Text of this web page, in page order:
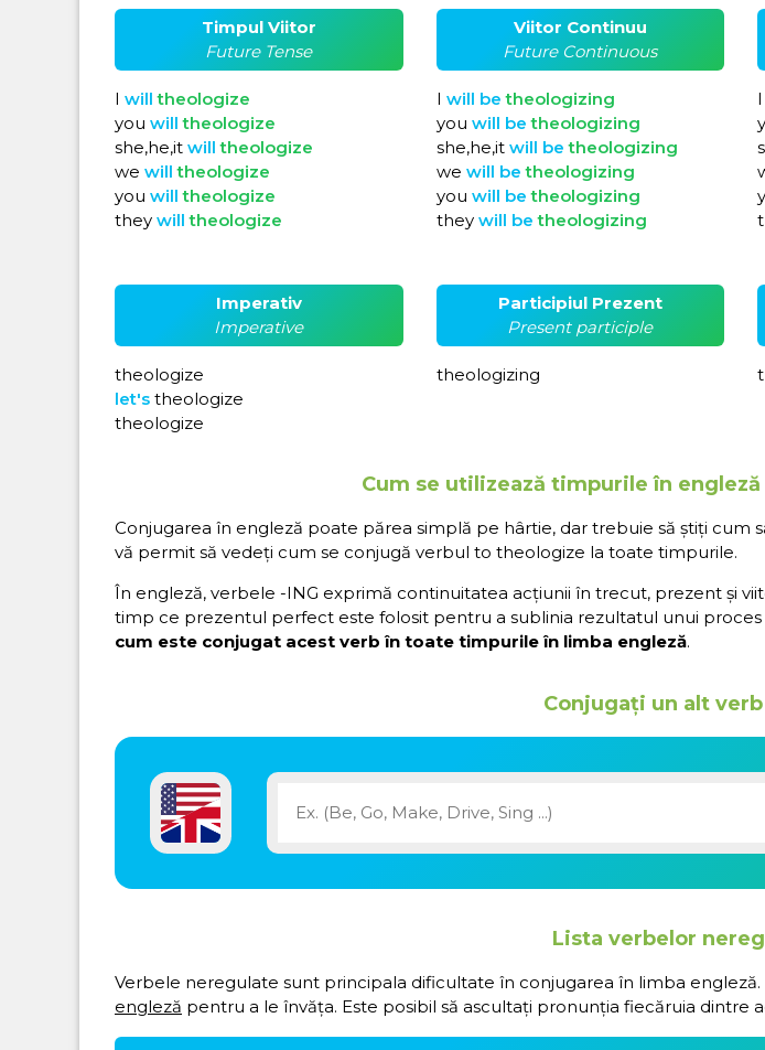
Timpul Viitor
Future Tense
I willtheologize
you willtheologize
she,he,it willtheologize
we willtheologize
you willtheologize
they willtheologize
Viitor Continuu
Future Continuous
I will betheologizing
you will betheologizing
she,he,it will betheologizing
we will betheologizing
you will betheologizing
they will betheologizing
I
Imperativ
Imperative
theologize
let's theologize
theologize
Participiul Prezent
Present participle
theologizing
Cum se utilizează timpurile în
Conjugarea în engleză poate părea simplă pe hârtie, dar trebuie să știți
vă permit să vedeți cum se conjugă verbul to theologize la toate timpurile.
În engleză, verbele -ING exprimă continuitatea acțiunii în trecut, prezent și
timp ce prezentul perfect este folosit pentru a sublinia rezultatul unui proces
cum este conjugat acest verb în toate timpurile în limba engleză.
Conjugați un alt
Lista verbelor
Verbele neregulate sunt principala dificultate în conjugarea în limba engleză.
engleză pentru a le învăța. Este posibil să ascultați pronunția fiecăruia dintre